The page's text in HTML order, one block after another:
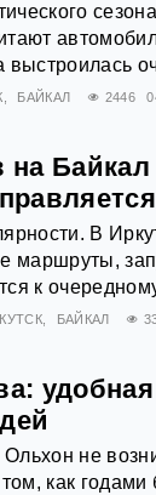
БАЙКАЛ 2446
Байкал
В
маршруты,
к
БАЙКАЛ
не
как